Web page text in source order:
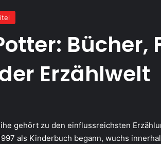
Bücher,
Erzählwelt
gehört zu den einflussreichsten
als Kinderbuch begann, wuchs